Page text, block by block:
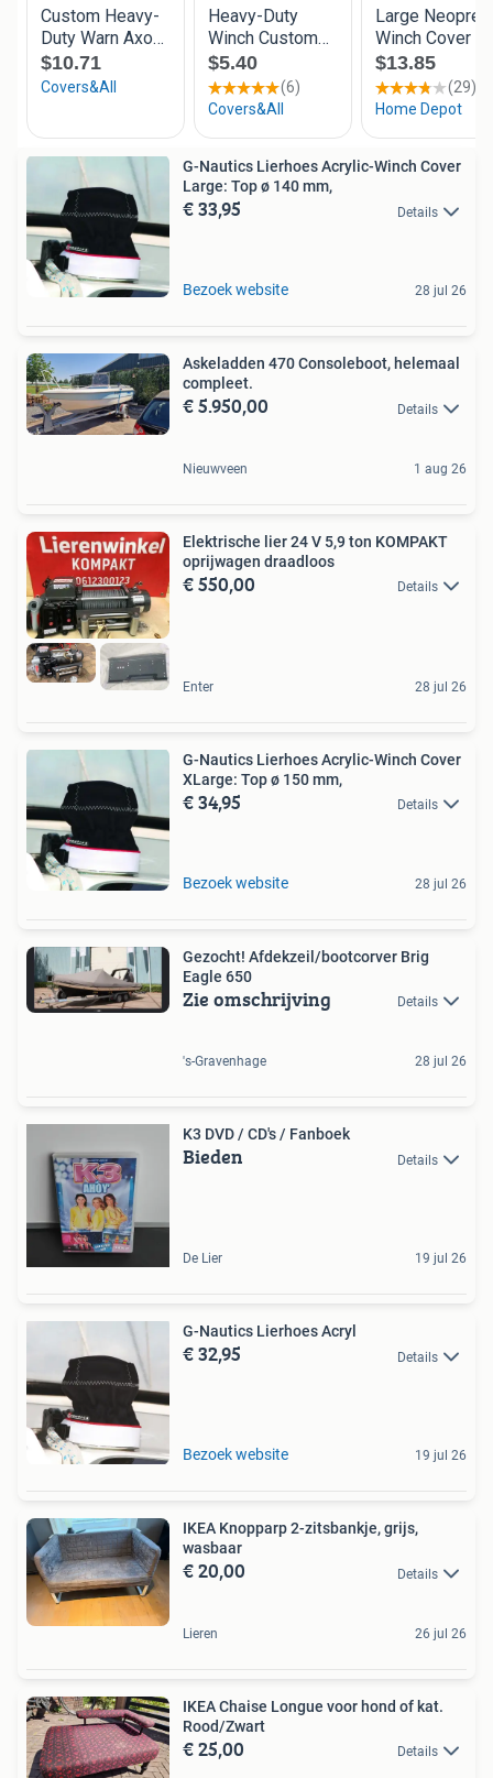
G-Nautics Lierhoes Acrylic-Winch Cover
Large: Top ø 140 mm,
€ 33,95 Details
Bezoek website 28 jul 26
Askeladden 470 Consoleboot, helemaal
compleet.
€ 5.950,00 Details
Nieuwveen 1 aug 26
Elektrische lier 24 V 5,9 ton KOMPAKT
oprijwagen draadloos
€ 550,00 Details
Enter 28 jul 26
G-Nautics Lierhoes Acrylic-Winch Cover
XLarge: Top ø 150 mm,
€ 34,95 Details
Bezoek website 28 jul 26
Gezocht! Afdekzeil/bootcorver Brig
Eagle 650
Zie omschrijving Details
's-Gravenhage 28 jul 26
K3 DVD / CD's / Fanboek
Bieden Details
De Lier 19 jul 26
G-Nautics Lierhoes Acryl
€ 32,95 Details
Bezoek website 19 jul 26
IKEA Knopparp 2-zitsbankje, grijs,
wasbaar
€ 20,00 Details
Lieren 26 jul 26
IKEA Chaise Longue voor hond of kat.
Rood/Zwart
€ 25,00 Details